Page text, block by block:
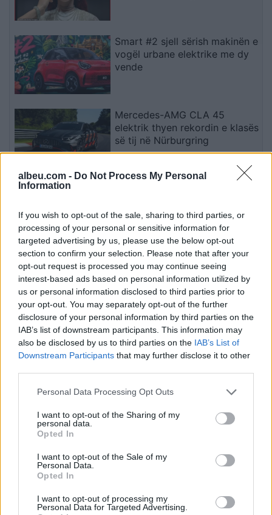
albeu.com - Do Not Process My Personal
Information
If you wish to opt-out of the sale, sharing to third parties, or
processing of your personal or sensitive information for
targeted advertising by us, please use the below opt-out
section to confirm your selection. Please note that after your
opt-out request is processed you may continue seeing
interest-based ads based on personal information utilized by
us or personal information disclosed to third parties prior to
your opt-out. You may separately opt-out of the further
disclosure of your personal information by third parties on the
IAB’s list of downstream participants. This information may
also be disclosed by us to third parties on the IAB’s List of
Downstream Participants that may further disclose it to other
Personal Data Processing Opt Outs
I want to opt-out of the Sharing of my
personal data.
Opted In
I want to opt-out of the Sale of my
Personal Data.
Opted In
I want to opt-out of processing my
Personal Data for Targeted Advertising.
Smart #2 sjell sërish makinën e
vogël urbane elektrike me dy
vende
Mercedes-AMG CLA 45
elektrik thyen rekordin e klasës
së tij në Nürburgring
në motin hapësinor dhe Tokë
Esim for Global
Esim for USA|Esim for Italy| Esim for Spain|Esim
for Turkey|Esim for Germany|Esim for Greece|